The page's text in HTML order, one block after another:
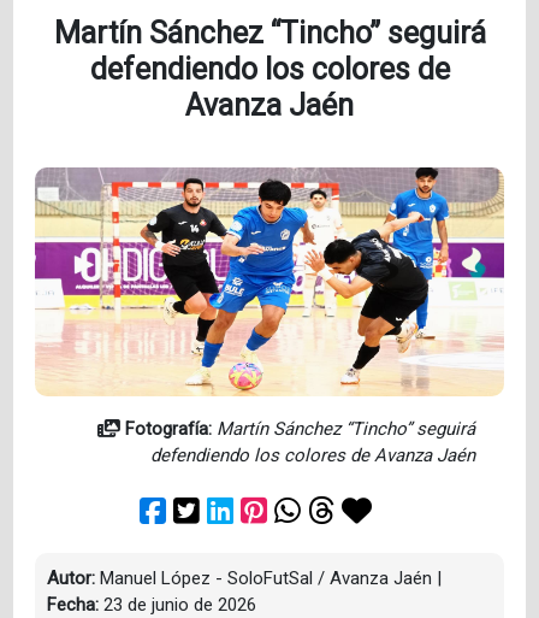
Martín Sánchez “Tincho” seguirá
defendiendo los colores de
Avanza Jaén
Fotografía: Martín Sánchez “Tincho” seguirá
defendiendo los colores de Avanza Jaén
Autor: Manuel López - SoloFutSal / Avanza Jaén |
Fecha: 23 de junio de 2026